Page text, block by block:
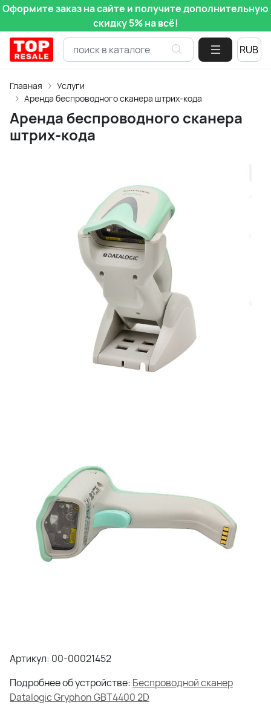
Оформите заказ на сайте и получите дополнительную
скидку 5% на всё!
Главная
Услуги
Аренда беспроводного сканера штрих-кода
Аренда беспроводного сканера
штрих-кода
Артикул: 00-00021452
Подробнее об устройстве: Беспроводной сканер
Datalogic Gryphon GBT4400 2D